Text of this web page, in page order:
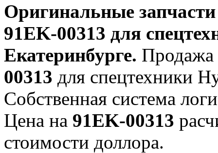
Оригинальные
91EK-00313 для
Екатеринбурге. Продажа
00313 для спецтехники
Собственная система
Цена на 91EK-00313
стоимости доллора.